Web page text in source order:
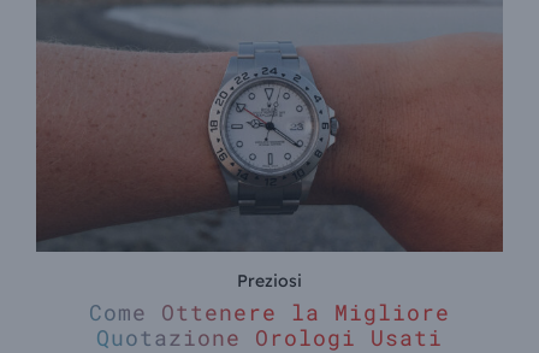
Preziosi
Come Ottenere la Migliore
Quotazione Orologi Usati